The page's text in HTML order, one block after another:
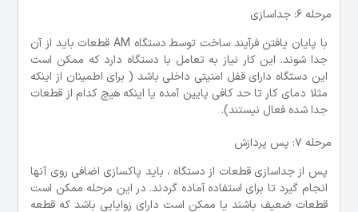
مرحله 6: جداسازی
با پایان یافتن فرآیند ساخت توسط دستگاه AM قطعات باید از آن
جدا شوند. این کار نیاز به تعامل با دستگاه دارد که ممکن است
این دستگاه دارای قفل امنیتی داخلی باشد ( برای اطمینان از اینکه
مثلا دمای کار تا حد کافی پایین آمده یا اینکه هیچ کدام از قطعات
جدا شده فعال نیستند).
مرحله 7: پس پردازش
پس از جداسازی قطعات از دستگاه ، باید پاکسازی اضافی روی آنها
انجام گیرد تا برای استفاده آماده گردند. در این مرحله ممکن است
قطعات ضعیف باشند یا ممکن است دارای زوایایی باشد که قطعه